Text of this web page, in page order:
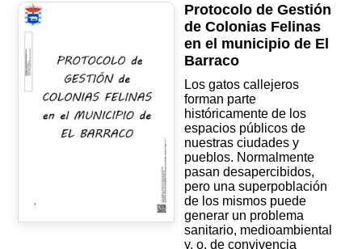
Protocolo de Gestión
de Colonias Felinas
en el municipio de El
Barraco
Los gatos callejeros
forman parte
históricamente de los
espacios públicos de
nuestras ciudades y
pueblos. Normalmente
pasan desapercibidos,
pero una superpoblación
de los mismos puede
generar un problema
sanitario, medioambiental
y, o, de convivencia